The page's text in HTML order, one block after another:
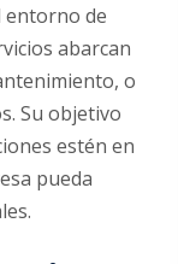
entorno de
abarcan
o
Su objetivo
estén en
pueda